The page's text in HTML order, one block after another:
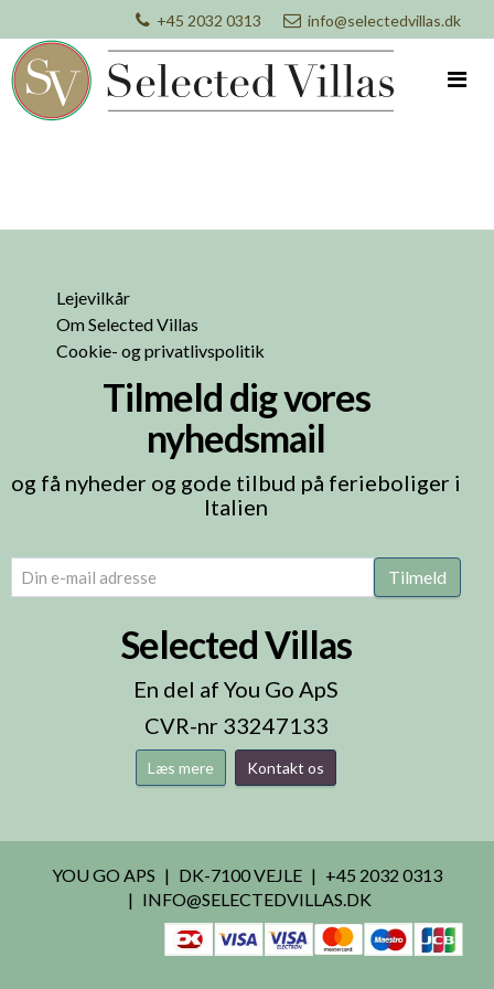
+45 2032 0313 info@selectedvillas.dk
Lejevilkår
Om Selected Villas
Cookie- og privatlivspolitik
Tilmeld dig vores
nyhedsmail
og få nyheder og gode tilbud på ferieboliger i
Italien
email (Påkrævet) Tilmeld
Selected Villas
En del af You Go ApS
CVR-nr 33247133
Læs mere Kontakt os
YOU GO APS DK-7100 VEJLE
+45 2032 0313
INFO@SELECTEDVILLAS.DK